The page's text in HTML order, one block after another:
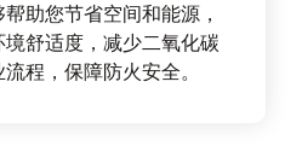
助您节省空间和能源，
舒适度，减少二氧化碳
程，保障防火安全。